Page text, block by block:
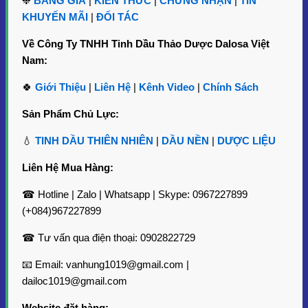
lợi ích không chỉ trong việc cải thiện tâm trạng mà còn hỗ trợ
các vấn đề về sức khỏe và sắc đẹp.
1. Thông Tin Sản Phẩm
(Oleaceae)
Phương pháp chiết xuất: CO2 siêu tới hạn và dung môi
Bộ phận chiết xuất: Hoa
Tỷ trọng (ở 28ºC): 0.990 – 1.100
Chỉ số khúc xạ (ở 25ºC): 1.480 – 1.520
KHUYẾN MÃI | ĐỐI TÁC
Về Công Ty TNHH Tinh Dầu Thảo Dược Dalosa Việt
Nam:
Giới Thiệu | Liên Hệ | Kênh Video | Chính Sách
Sản Phẩm Chủ Lực:
TINH DẦU THIÊN NHIÊN | DẦU NỀN | DƯỢC LIỆU
Liên Hệ Mua Hàng:
☎ Hotline | Zalo | Whatsapp | Skype: 0967227899
(+084)967227899
☎ Tư vấn qua điện thoại: 0902822729
📧 Email: vanhung1019@gmail.com |
dailoc1019@gmail.com